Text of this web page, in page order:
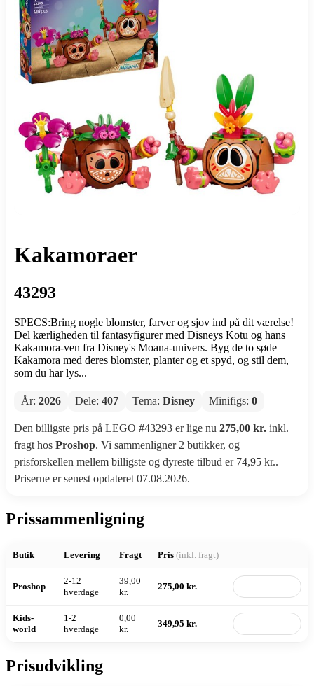
Kakamoraer
43293
SPECS:Bring nogle blomster, farver og sjov ind på dit værelse!
Del kærligheden til fantasyfigurer med Disneys Kotu og hans
Kakamora-ven fra Disney's Moana-univers. Byg de to søde
Kakamora med deres blomster, planter og et spyd, og stil dem,
som du har lys...
År: 2026 Dele: 407 Tema: Disney Minifigs: 0
Den billigste pris på LEGO #43293 er lige nu 275,00 kr. inkl.
fragt hos Proshop. Vi sammenligner 2 butikker, og
prisforskellen mellem billigste og dyreste tilbud er 74,95 kr..
Priserne er senest opdateret 07.08.2026.
Prissammenligning
Butik Levering Fragt Pris (inkl. fragt)
Proshop
2-12
hverdage
39,00
kr.
275,00 kr.
Kids-
world
1-2
hverdage
0,00
kr.
349,95 kr.
Prisudvikling